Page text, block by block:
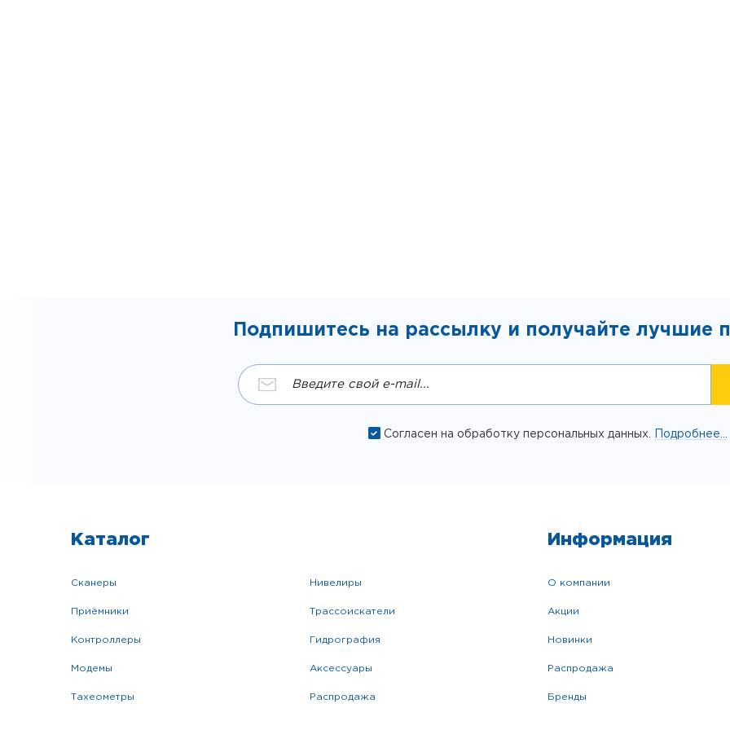
Подпишитесь на рассылку и получайте лучшие
Согласен на обработку персональных данных. Подробнее...
Каталог
сканеры
приёмники
контроллеры
модемы
тахеометры
нивелиры
трассоискатели
гидрография
аксессуары
распродажа
Информация
о компании
акции
новинки
распродажа
бренды